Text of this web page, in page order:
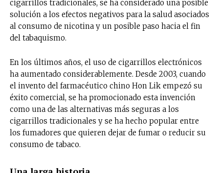
cigarrillos tradicionales, se ha considerado una posible
solución a los efectos negativos para la salud asociados
al consumo de nicotina y un posible paso hacia el fin
del tabaquismo.
En los últimos años, el uso de cigarrillos electrónicos
ha aumentado considerablemente. Desde 2003, cuando
el invento del farmacéutico chino Hon Lik empezó su
éxito comercial, se ha promocionado esta invención
como una de las alternativas más seguras a los
cigarrillos tradicionales y se ha hecho popular entre
los fumadores que quieren dejar de fumar o reducir su
consumo de tabaco.